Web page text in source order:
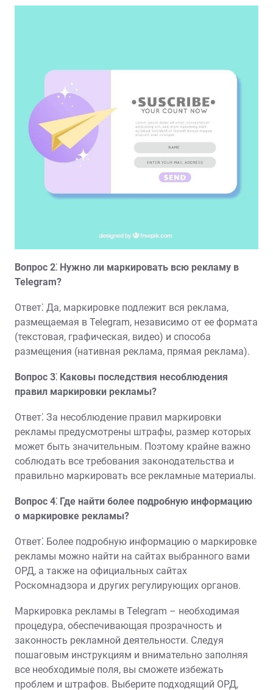
Вопрос 2⁚ Нужно ли маркировать всю рекламу в
Telegram?
Ответ⁚ Да, маркировке подлежит вся реклама,
размещаемая в Telegram, независимо от ее формата
(текстовая, графическая, видео) и способа
размещения (нативная реклама, прямая реклама).
Вопрос 3⁚ Каковы последствия несоблюдения
правил маркировки рекламы?
Ответ⁚ За несоблюдение правил маркировки
рекламы предусмотрены штрафы, размер которых
может быть значительным. Поэтому крайне важно
соблюдать все требования законодательства и
правильно маркировать все рекламные материалы.
Вопрос 4⁚ Где найти более подробную информацию
о маркировке рекламы?
Ответ⁚ Более подробную информацию о маркировке
рекламы можно найти на сайтах выбранного вами
ОРД, а также на официальных сайтах
Роскомнадзора и других регулирующих органов.
Маркировка рекламы в Telegram – необходимая
процедура, обеспечивающая прозрачность и
законность рекламной деятельности. Следуя
пошаговым инструкциям и внимательно заполняя
все необходимые поля, вы сможете избежать
проблем и штрафов. Выберите подходящий ОРД,